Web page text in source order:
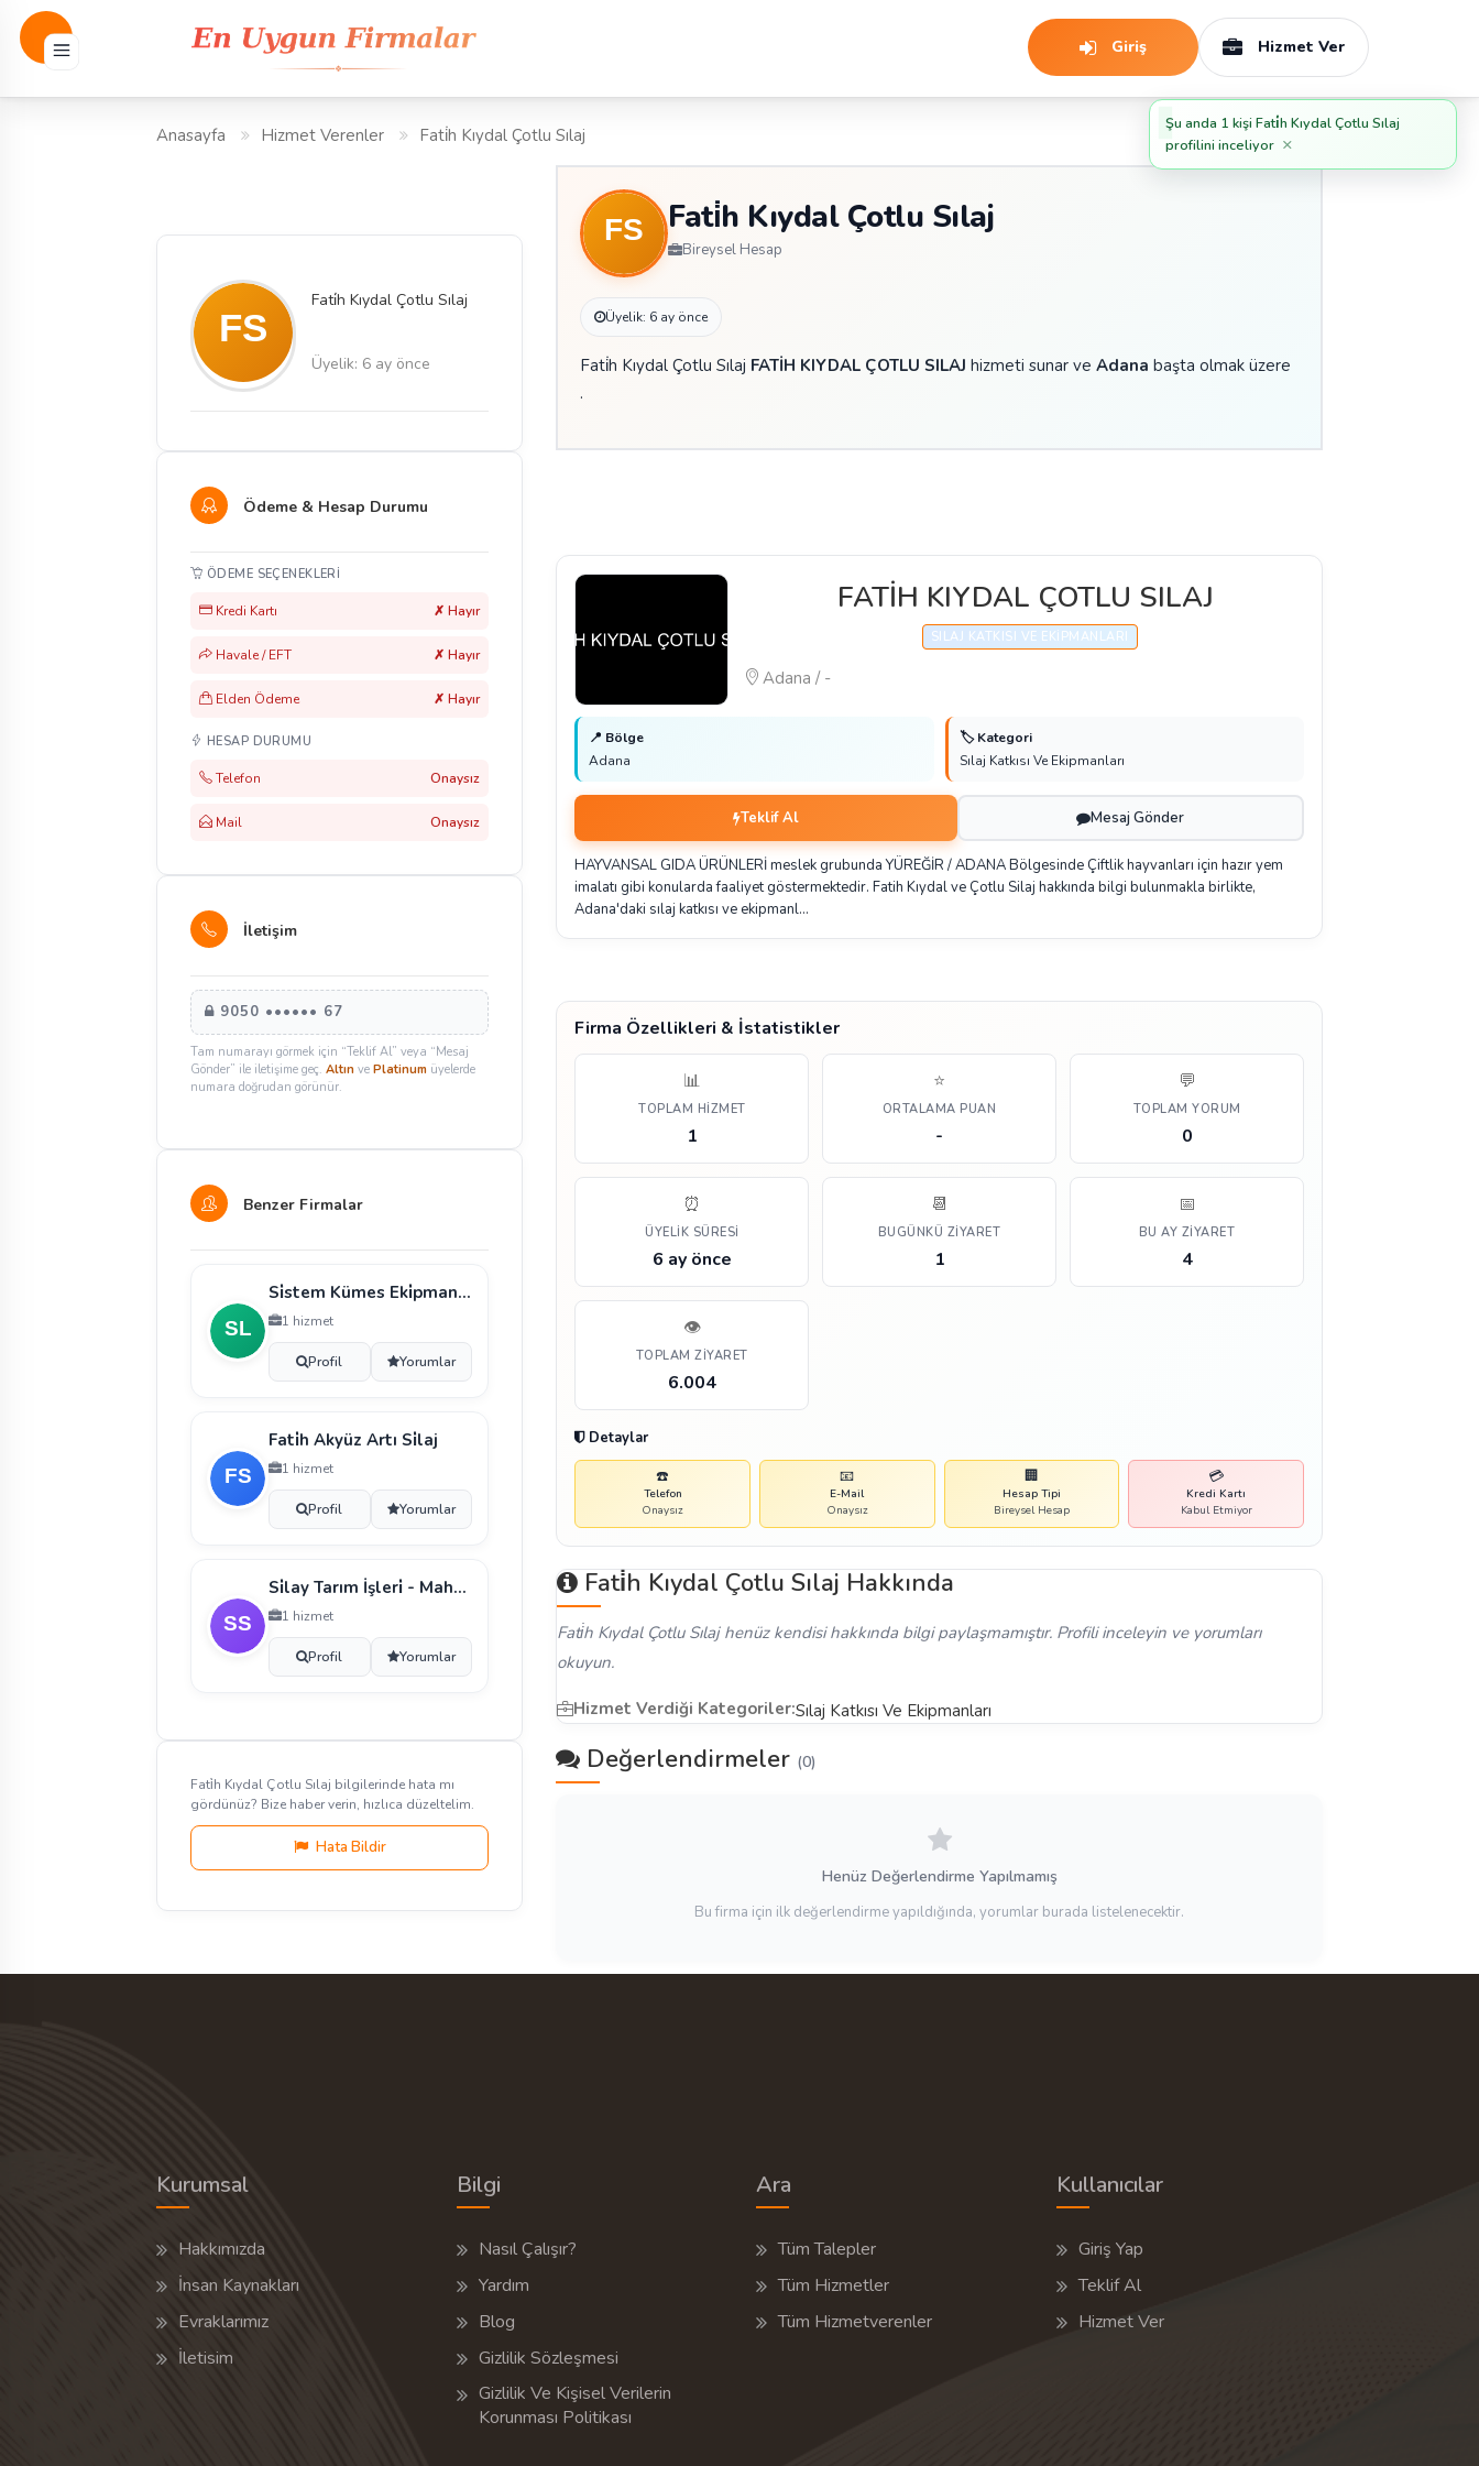
Giriş Hizmet Ver
Anasayfa Hizmet Verenler Fati̇h Kıydal Çotlu Sılaj
Fati̇h Kıydal Çotlu Sılaj
Üyelik: 6 ay önce
Ödeme & Hesap Durumu
ÖDEME SEÇENEKLERI
Kredi Kartı ✗ Hayır
Havale / EFT ✗ Hayır
Elden Ödeme ✗ Hayır
HESAP DURUMU
Telefon Onaysız
Mail Onaysız
İletişim
9050 •••••• 67
Tam numarayı görmek için “Teklif Al” veya “Mesaj
Gönder” ile iletişime geç. Altın ve Platinum üyelerde
numara doğrudan görünür.
Benzer Firmalar
Si̇stem Kümes Eki̇pmanları Sanayi̇ Ve Ti̇caret Li̇mi̇ted
1 hizmet
Profil Yorumlar
Fati̇h Akyüz Artı Si̇laj
1 hizmet
Profil Yorumlar
Si̇lay Tarım İşleri̇ - Mahmut Si̇lay
1 hizmet
Profil Yorumlar
Fati̇h Kıydal Çotlu Sılaj bilgilerinde hata mı
gördünüz? Bize haber verin, hızlıca düzeltelim.
Hata Bildir
Şu anda 1 kişi Fati̇h Kıydal Çotlu Sılaj
profilini inceliyor ×
Fati̇h Kıydal Çotlu Sılaj
Bireysel Hesap
Üyelik: 6 ay önce
Fati̇h Kıydal Çotlu Sılaj FATİH KIYDAL ÇOTLU SILAJ hizmeti sunar veAdana başta olmak üzere
.
FATİH KIYDAL ÇOTLU SILAJ
SILAJ KATKISI VE EKIPMANLARI
Adana / -
📍 Bölge
Adana
🏷️ Kategori
Sılaj Katkısı Ve Ekipmanları
Teklif Al Mesaj Gönder
HAYVANSAL GIDA ÜRÜNLERİ meslek grubunda YÜREĞİR / ADANA Bölgesinde Çiftlik hayvanları için hazır yem
imalatı gibi konularda faaliyet göstermektedir. Fatih Kıydal ve Çotlu Silaj hakkında bilgi bulunmakla birlikte,
Adana'daki sılaj katkısı ve ekipmanl…
Firma Özellikleri & İstatistikler
📊
TOPLAM HIZMET
1
⭐
ORTALAMA PUAN
-
💬
TOPLAM YORUM
0
⏰
ÜYELIK SÜRESI
6 ay önce
📆
BUGÜNKÜ ZIYARET
1
📅
BU AY ZIYARET
4
👁️
TOPLAM ZIYARET
6.004
Detaylar
☎️
Telefon
Onaysız
📧
E-Mail
Onaysız
🏢
Hesap Tipi
Bireysel Hesap
💳
Kredi Kartı
Kabul Etmiyor
Fati̇h Kıydal Çotlu Sılaj Hakkında
Fati̇h Kıydal Çotlu Sılaj henüz kendisi hakkında bilgi paylaşmamıştır. Profili inceleyin ve yorumları
okuyun.
Hizmet Verdiği Kategoriler:Sılaj Katkısı Ve Ekipmanları
Değerlendirmeler (0)
Henüz Değerlendirme Yapılmamış
Bu firma için ilk değerlendirme yapıldığında, yorumlar burada listelenecektir.
Kurumsal
Hakkımızda
İnsan Kaynakları
Evraklarımız
İletisim
Bilgi
Nasıl Çalışır?
Yardım
Blog
Gizlilik Sözleşmesi
Gizlilik Ve Kişisel Verilerin
Korunması Politikası
Ara
Tüm Talepler
Tüm Hizmetler
Tüm Hizmetverenler
Kullanıcılar
Giriş Yap
Teklif Al
Hizmet Ver